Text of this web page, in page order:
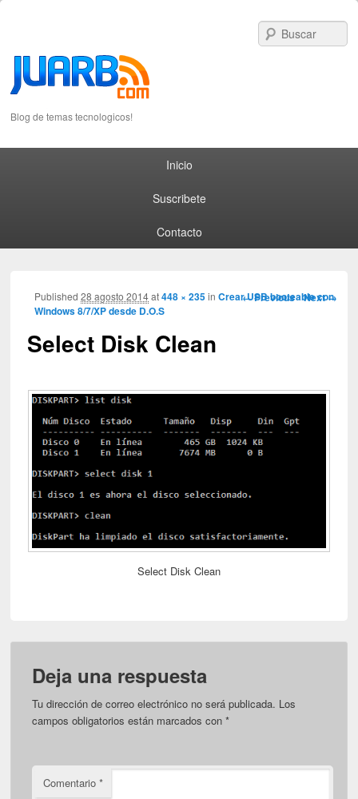
Blog de temas tecnologicos!
Inicio
Suscribete
Contacto
Image navigation
← Previous Next →
Select Disk Clean
Published28 agosto 2014at448 × 235inCrear USB booteable con
Windows 8/7/XP desde D.O.S
Select Disk Clean
Deja una respuesta
Tu dirección de correo electrónico no será publicada. Los
campos obligatorios están marcados con*
Comentario*